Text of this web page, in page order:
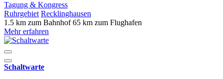
Tagung & Kongress
Ruhrgebiet Recklinghausen
1.5 km zum Bahnhof65 km zum Flughafen
Mehr erfahren
Schaltwarte